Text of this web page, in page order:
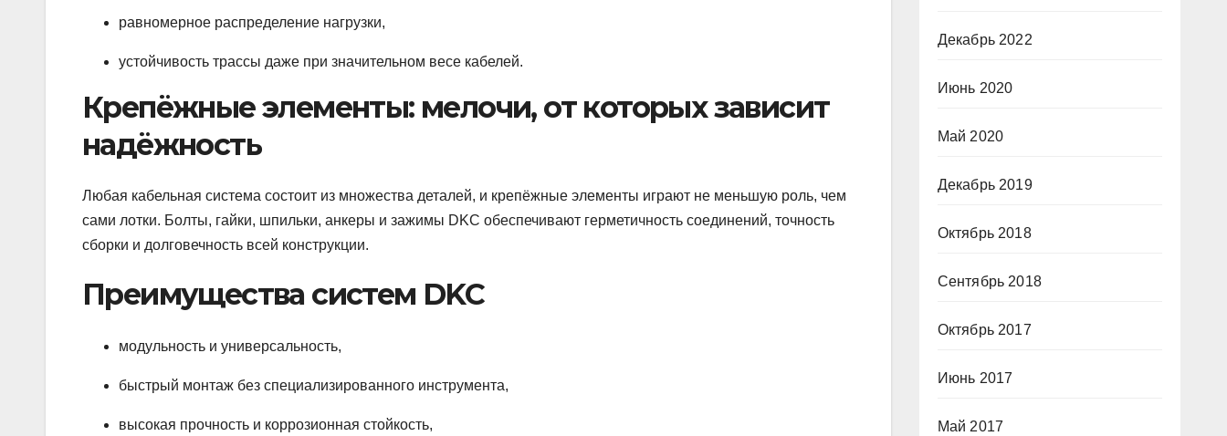
равномерное распределение нагрузки,
устойчивость трассы даже при значительном весе кабелей.
Крепёжные элементы: мелочи, от которых зависит
надёжность
Любая кабельная система состоит из множества деталей, и крепёжные элементы играют не меньшую роль, чем
сами лотки. Болты, гайки, шпильки, анкеры и зажимы DKC обеспечивают герметичность соединений, точность
сборки и долговечность всей конструкции.
Преимущества систем DKC
модульность и универсальность,
быстрый монтаж без специализированного инструмента,
высокая прочность и коррозионная стойкость,
Декабрь 2022
Июнь 2020
Май 2020
Декабрь 2019
Октябрь 2018
Сентябрь 2018
Октябрь 2017
Июнь 2017
Май 2017